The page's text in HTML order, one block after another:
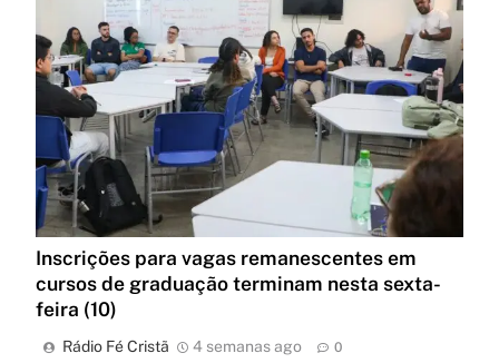
Inscrições para vagas remanescentes em
cursos de graduação terminam nesta sexta-
feira (10)
Rádio Fé Cristã 4 semanas ago 0